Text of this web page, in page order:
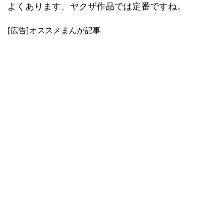
よくあります、ヤクザ作品では定番ですね。
[広告]オススメまんが記事